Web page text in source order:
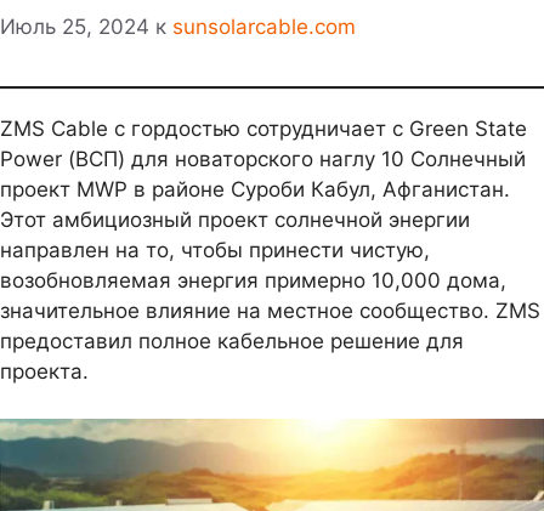
Июль 25, 2024 к sunsolarcable.com
ZMS Cable с гордостью сотрудничает с Green State
Power (ВСП) для новаторского наглу 10 Солнечный
проект MWP в районе Суроби Кабул, Афганистан.
Этот амбициозный проект солнечной энергии
направлен на то, чтобы принести чистую,
возобновляемая энергия примерно 10,000 дома,
значительное влияние на местное сообщество. ZMS
предоставил полное кабельное решение для
проекта.